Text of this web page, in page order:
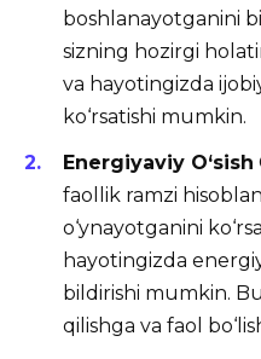
boshlanayotganini
sizning hozirgi
va hayotingizda
ko‘rsatishi mumkin.
Energiyaviy O‘sish
faollik ramzi
o‘ynayotganini
hayotingizda
bildirishi mumkin.
qilishga va faol